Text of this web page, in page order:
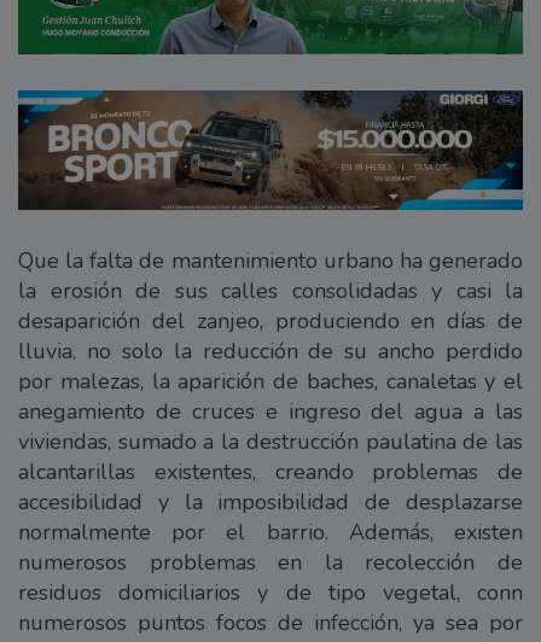
Que la falta de mantenimiento urbano ha generado
la erosión de sus calles consolidadas y casi la
desaparición del zanjeo, produciendo en días de
lluvia, no solo la reducción de su ancho perdido
por malezas, la aparición de baches, canaletas y el
anegamiento de cruces e ingreso del agua a las
viviendas, sumado a la destrucción paulatina de las
alcantarillas existentes, creando problemas de
accesibilidad y la imposibilidad de desplazarse
normalmente por el barrio. Además, existen
numerosos problemas en la recolección de
residuos domiciliarios y de tipo vegetal, conn
numerosos puntos focos de infección, ya sea por